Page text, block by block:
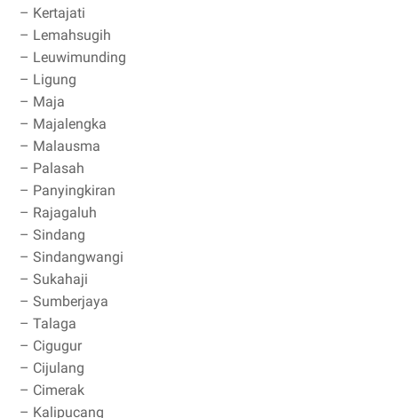
– Kertajati
– Lemahsugih
– Leuwimunding
– Ligung
– Maja
– Majalengka
– Malausma
– Palasah
– Panyingkiran
– Rajagaluh
– Sindang
– Sindangwangi
– Sukahaji
– Sumberjaya
– Talaga
– Cigugur
– Cijulang
– Cimerak
– Kalipucang